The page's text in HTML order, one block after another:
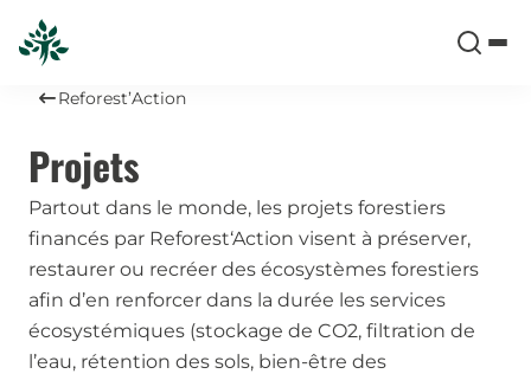
Reforest’Action
Projets
Partout dans le monde, les projets forestiers
financés par Reforest‘Action visent à préserver,
restaurer ou recréer des écosystèmes forestiers
afin d’en renforcer dans la durée les services
écosystémiques (stockage de CO2, filtration de
l’eau, rétention des sols, bien-être des